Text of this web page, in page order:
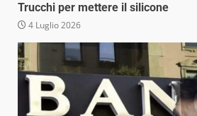
Trucchi per mettere il silicone
4 Luglio 2026